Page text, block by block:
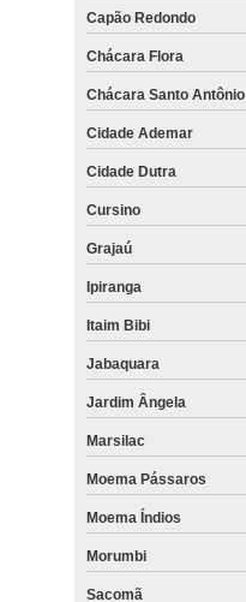
Capão Redondo
Chácara Flora
Chácara Santo Antônio
Cidade Ademar
Cidade Dutra
Cursino
Grajaú
Ipiranga
Itaim Bibi
Jabaquara
Jardim Ângela
Marsilac
Moema Pássaros
Moema Índios
Morumbi
Sacomã